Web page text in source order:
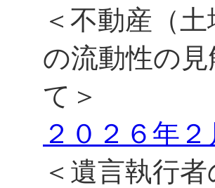
＜不動産（
の流動性の
て＞
２０２６年
＜遺言執行